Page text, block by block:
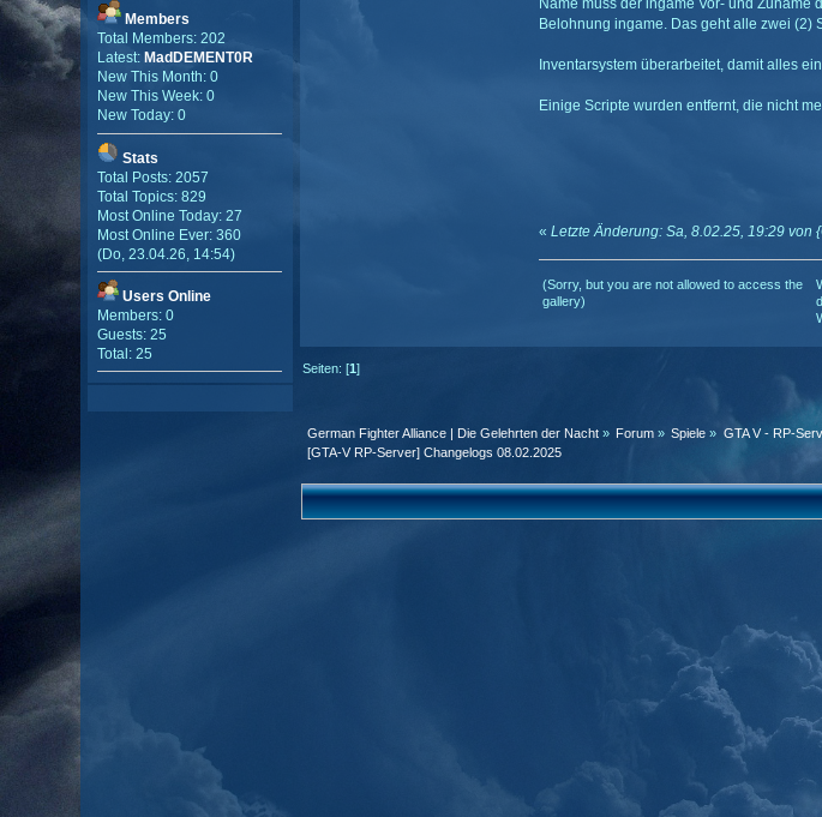
Members
Total Members: 202
Latest: MadDEMENT0R
New This Month: 0
New This Week: 0
New Today: 0
Stats
Total Posts: 2057
Total Topics: 829
Most Online Today: 27
Most Online Ever: 360
(Do, 23.04.26, 14:54)
Users Online
Members: 0
Guests: 25
Total: 25
Name muss der ingame Vor- und Zuname
Belohnung ingame. Das geht alle zwei (2)
Inventarsystem überarbeitet, damit alles
Einige Scripte wurden entfernt, die nicht
«Letzte Änderung: Sa, 8.02.25, 19:29 von
(Sorry, but you are not allowed to access the
gallery)
Seiten: [1]
German Fighter Alliance | Die Gelehrten der Nacht» Forum » Spiele » GTA V - RP-
[GTA-V RP-Server] Changelogs 08.02.2025